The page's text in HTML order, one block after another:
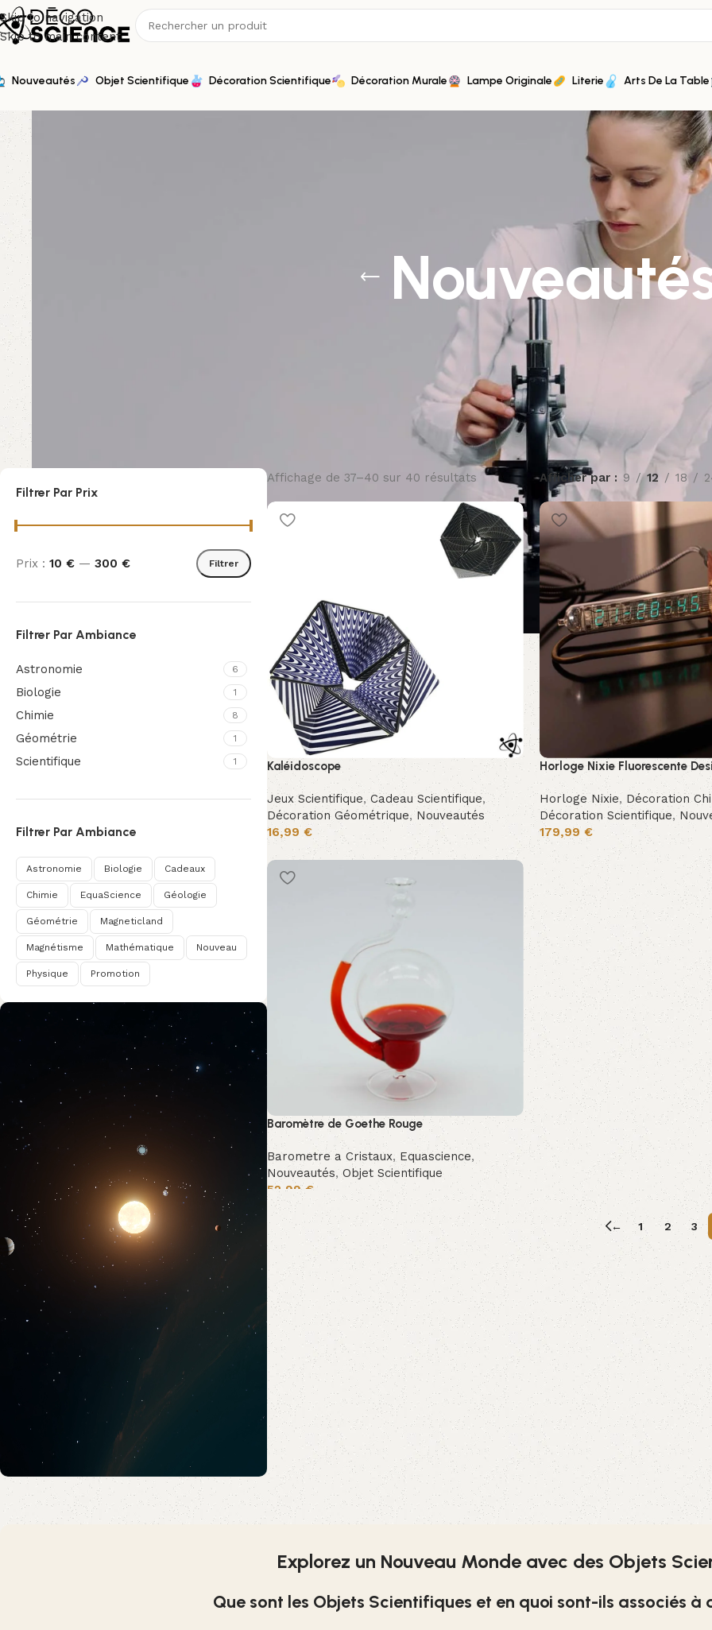
Skip to navigation
Skip to main content
Nouveautés Objet Scientifique Décoration Scientifique Décoration Murale Lampe Originale Literie Arts De La Table
Filtrer Par Prix
Filtrer
Prix : 10 € — 300 €
Filtrer Par Ambiance
Astronomie 6
Biologie 1
Chimie 8
Géométrie 1
Scientifique 1
Filtrer Par Ambiance
Astronomie Biologie Cadeaux
Chimie EquaScience Géologie
Géométrie Magneticland
Magnétisme Mathématique Nouveau
Physique Promotion
OFFRE DE BIENVENUE
Affichage de 37–40 sur 40 résultats Afficher par 9 12 18
Kaléidoscope
Jeux Scientifique,Cadeau Scientifique,
Décoration Géométrique,Nouveautés
16,99 €
Horloge Nixie Fluorescente
Horloge Nixie, Décoration
Décoration Scientifique,
179,99 €
Baromètre de Goethe Rouge
Barometre a Cristaux, Equascience,
Nouveautés,Objet Scientifique
52,99€
← 1 2 3
Explorez un Nouveau Monde avec des Objets
Que sont les Objets Scientifiques et en quoi sont-ils associés à